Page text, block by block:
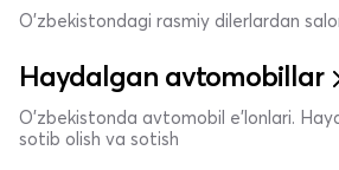
O'zbekistondagi rasmiy dilerlardan
Haydalgan avtomobillar
O'zbekistonda avtomobil e’lonlari.
sotib olish va sotish